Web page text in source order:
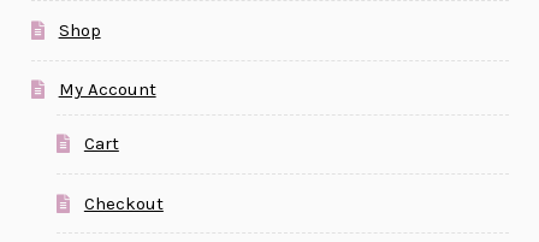
Shop
My Account
Cart
Checkout